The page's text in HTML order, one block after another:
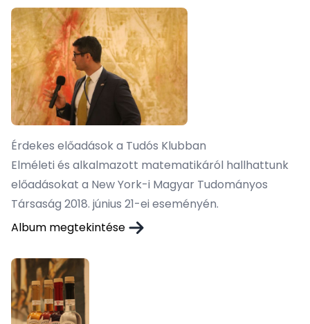
Érdekes előadások a Tudós Klubban
Elméleti és alkalmazott matematikáról hallhattunk
előadásokat a New York-i Magyar Tudományos
Társaság 2018. június 21-ei eseményén.
Album megtekintése